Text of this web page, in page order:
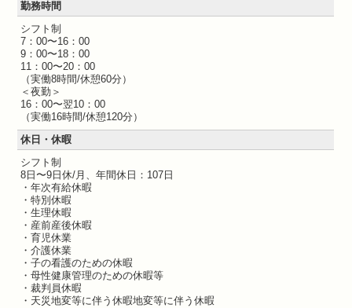
勤務時間
シフト制
7：00〜16：00
9：00〜18：00
11：00〜20：00
（実働8時間/休憩60分）
＜夜勤＞
16：00〜翌10：00
（実働16時間/休憩120分）
休日・休暇
シフト制
8日〜9日休/月、年間休日：107日
・年次有給休暇
・特別休暇
・生理休暇
・産前産後休暇
・育児休業
・介護休業
・子の看護のための休暇
・母性健康管理のための休暇等
・裁判員休暇
・天災地変等に伴う休暇地変等に伴う休暇